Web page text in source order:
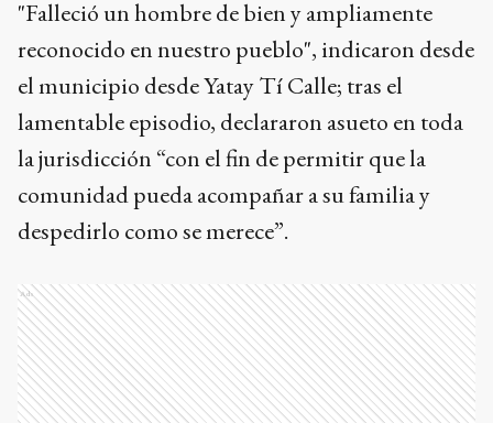
"Falleció un hombre de bien y ampliamente
reconocido en nuestro pueblo", indicaron desde
el municipio desde Yatay Tí Calle; tras el
lamentable episodio, declararon asueto en toda
la jurisdicción “con el fin de permitir que la
comunidad pueda acompañar a su familia y
despedirlo como se merece”.
Ads